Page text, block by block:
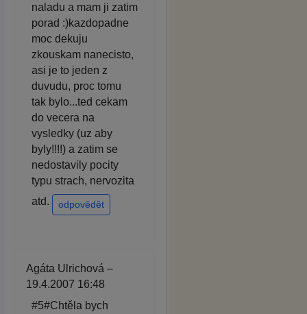
naladu a mam ji zatim
porad :)kazdopadne
moc dekuju
zkouskam nanecisto,
asi je to jeden z
duvudu, proc tomu
tak bylo...ted cekam
do vecera na
vysledky (uz aby
byly!!!!) a zatim se
nedostavily pocity
typu strach, nervozita
atd.
odpovědět
Agáta Ulrichová –
19.4.2007 16:48
#5#Chtěla bych